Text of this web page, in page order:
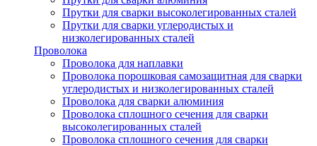
Прутки для сварки высоколегированных сталей
Прутки для сварки углеродистых и
низколегированных сталей
Проволока
Проволока для наплавки
Проволока порошковая самозащитная для сварки
углеродистых и низколегированных сталей
Проволока для сварки алюминия
Проволока сплошного сечения для сварки
высоколегированных сталей
Проволока сплошного сечения для сварки